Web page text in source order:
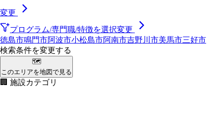
変更
プログラム/専門職/特徴を選択変更
徳島市鳴門市阿波市小松島市阿南市吉野川市美馬市三好市
検索条件を変更する
🗺
このエリアを地図で見る
🏢 施設カテゴリ